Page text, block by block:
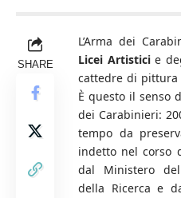
SHARE
L’Arma dei
Licei Artisticie
cattedre di pittura
È questo il senso
dei Carabinieri:
tempo da
indetto nel corso
dal Ministero
della Ricerca e